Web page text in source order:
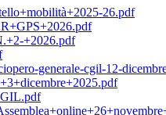
26.pdf
+2026.pdf
generale-cgil-12-